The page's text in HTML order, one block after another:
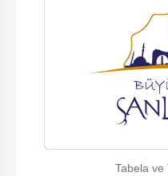
Tabela ve